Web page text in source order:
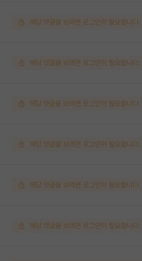
해당 댓글을 보려면 로그인이 필요합니다.
해당 댓글을 보려면 로그인이 필요합니다.
해당 댓글을 보려면 로그인이 필요합니다.
해당 댓글을 보려면 로그인이 필요합니다.
해당 댓글을 보려면 로그인이 필요합니다.
해당 댓글을 보려면 로그인이 필요합니다.